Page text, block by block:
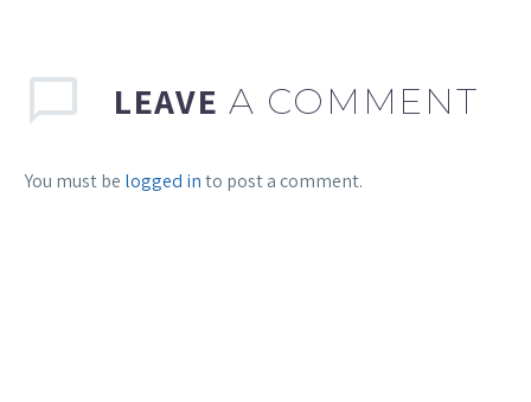
LEAVE A COMMENT
You must be logged into post a comment.